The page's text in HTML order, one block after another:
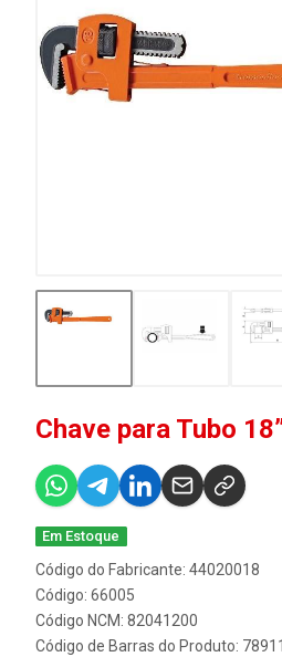
Chave para Tubo
Em Estoque
Código do Fabricante: 44020018
Código: 66005
Código NCM: 82041200
Código de Barras do Produto: